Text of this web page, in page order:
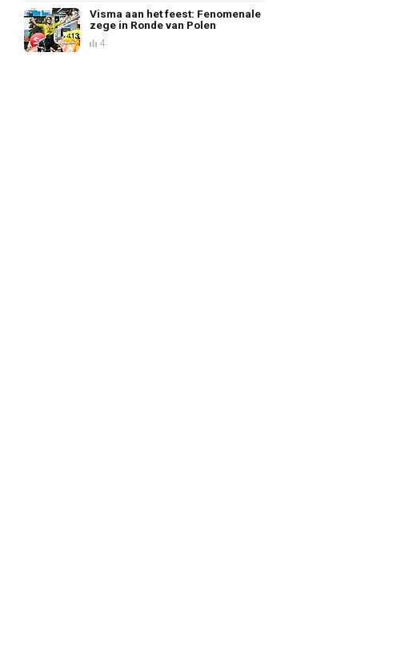
Visma aan het feest: Fenomenale
zege in Ronde van Polen
4